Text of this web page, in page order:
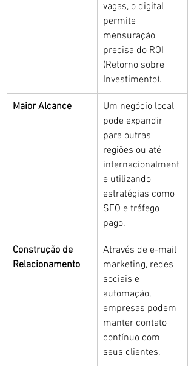
vagas, o digital
permite
mensuração
precisa do ROI
(Retorno sobre
Investimento).
Maior Alcance
Um negócio local
pode expandir
para outras
regiões ou até
internacionalment
e utilizando
estratégias como
SEO e tráfego
pago.
Construção de
Relacionamento
Através de e-mail
marketing, redes
sociais e
automação,
empresas podem
manter contato
contínuo com
seus clientes.